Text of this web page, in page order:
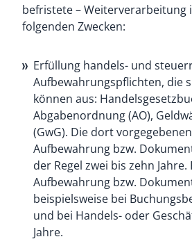
befristete – Weiterverarbeitung
folgenden Zwecken:
Erfüllung handels- und
Aufbewahrungspflichten, die
können aus:
Abgabenordnung (AO),
(GwG). Die dort
Aufbewahrung bzw.
der Regel zwei bis zehn
Aufbewahrung bzw.
beispielsweise bei
und bei Handels- oder
Jahre.